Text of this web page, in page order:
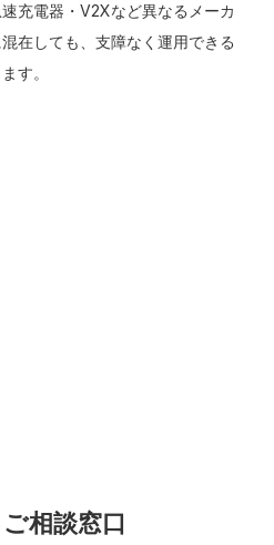
充電器・V2Xなど異なるメーカ
在しても、支障なく運用できる
す。
相談窓口